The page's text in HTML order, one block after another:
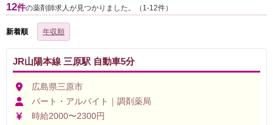
12件の薬剤師求人が見つかりました。（1-12件）
新着順 年収順
JR山陽本線 三原駅 自動車5分
広島県三原市
パート・アルバイト｜調剤薬局
時給2000〜2300円